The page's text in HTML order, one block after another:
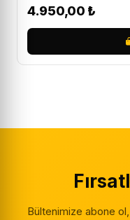
4.950,00 ₺
Bültenimize abone